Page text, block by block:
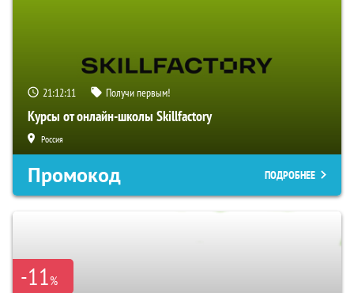
21:12:10 Получи первым!
Курсы от онлайн-школы Skillfactory
Россия
Промокод ПОДРОБНЕЕ
-11%